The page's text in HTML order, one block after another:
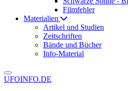
Filmfehler
Materialien
Artikel und Studien
Zeitschriften
Bände und Bücher
Info-Material
UFOINFO.DE